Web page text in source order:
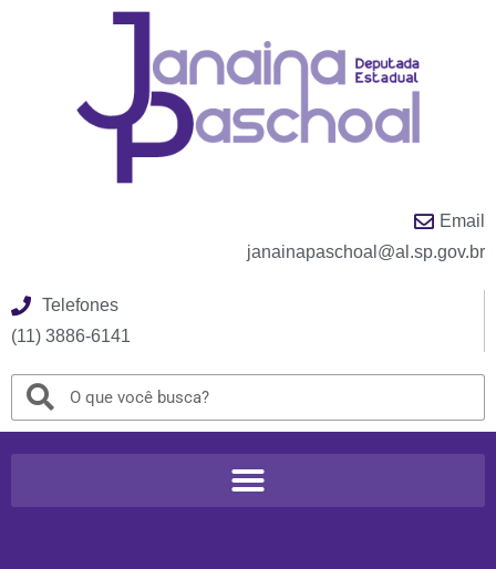
Email
janainapaschoal@al.sp.gov.br
Telefones
(11) 3886-6141